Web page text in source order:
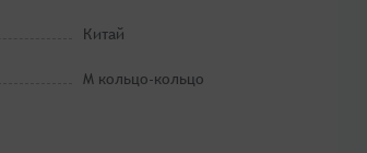
Китай
M кольцо-кольцо